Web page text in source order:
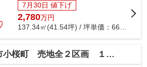
7月30日 値下げ
2,780万円
137.34㎡(41.54坪) / 坪単価：66.92
桜町 売地全２区画 １号地